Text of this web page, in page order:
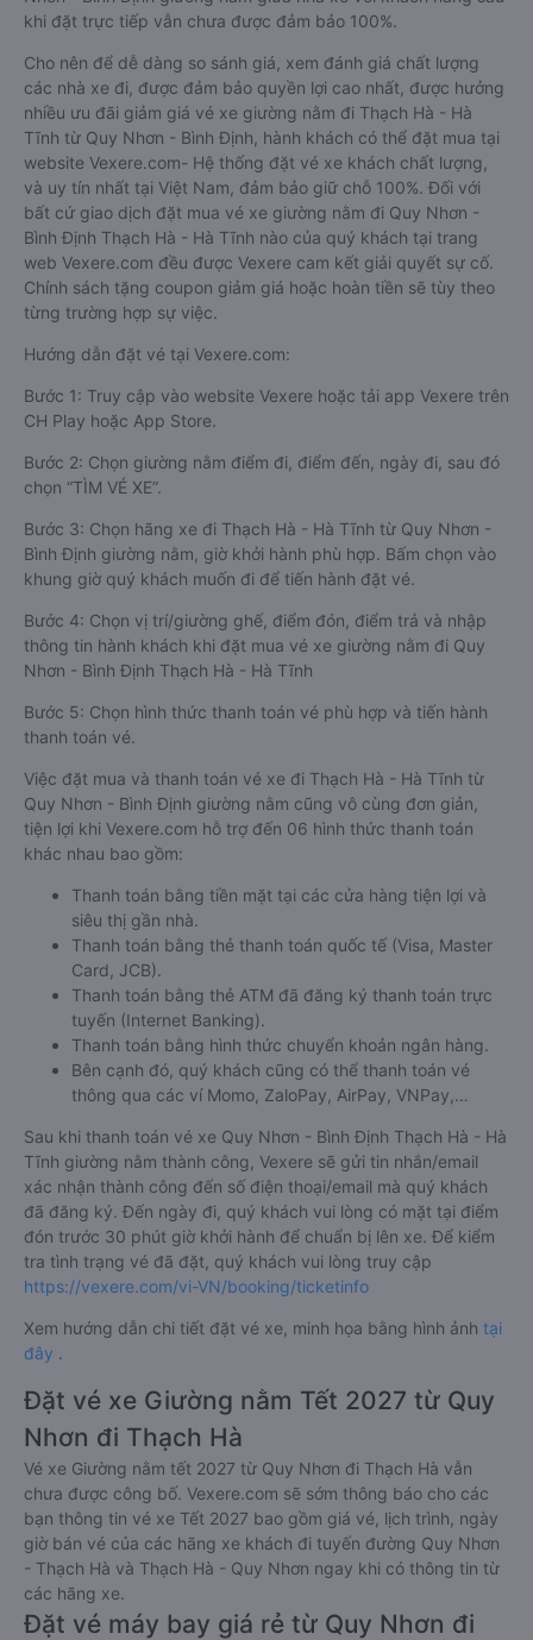
khi đặt trực tiếp vẫn chưa được đảm bảo 100%.
Cho nên để dễ dàng so sánh giá, xem đánh giá chất lượng
các nhà xe đi, được đảm bảo quyền lợi cao nhất, được hưởng
nhiều ưu đãi giảm giá vé xe giường nằm đi Thạch Hà - Hà
Tĩnh từ Quy Nhơn - Bình Định, hành khách có thể đặt mua tại
website Vexere.com- Hệ thống đặt vé xe khách chất lượng,
và uy tín nhất tại Việt Nam, đảm bảo giữ chỗ 100%. Đối với
bất cứ giao dịch đặt mua vé xe giường nằm đi Quy Nhơn -
Bình Định Thạch Hà - Hà Tĩnh nào của quý khách tại trang
web Vexere.com đều được Vexere cam kết giải quyết sự cố.
Chính sách tặng coupon giảm giá hoặc hoàn tiền sẽ tùy theo
từng trường hợp sự việc.
Hướng dẫn đặt vé tại Vexere.com:
Bước 1: Truy cập vào website Vexere hoặc tải app Vexere trên
CH Play hoặc App Store.
Bước 2: Chọn giường nằm điểm đi, điểm đến, ngày đi, sau đó
chọn “TÌM VÉ XE”.
Bước 3: Chọn hãng xe đi Thạch Hà - Hà Tĩnh từ Quy Nhơn -
Bình Định giường nằm, giờ khởi hành phù hợp. Bấm chọn vào
khung giờ quý khách muốn đi để tiến hành đặt vé.
Bước 4: Chọn vị trí/giường ghế, điểm đón, điểm trả và nhập
thông tin hành khách khi đặt mua vé xe giường nằm đi Quy
Nhơn - Bình Định Thạch Hà - Hà Tĩnh
Bước 5: Chọn hình thức thanh toán vé phù hợp và tiến hành
thanh toán vé.
Việc đặt mua và thanh toán vé xe đi Thạch Hà - Hà Tĩnh từ
Quy Nhơn - Bình Định giường nằm cũng vô cùng đơn giản,
tiện lợi khi Vexere.com hỗ trợ đến 06 hình thức thanh toán
khác nhau bao gồm:
Thanh toán bằng tiền mặt tại các cửa hàng tiện lợi và
siêu thị gần nhà.
Thanh toán bằng thẻ thanh toán quốc tế (Visa, Master
Card, JCB).
Thanh toán bằng thẻ ATM đã đăng ký thanh toán trực
tuyến (Internet Banking).
Thanh toán bằng hình thức chuyển khoản ngân hàng.
Bên cạnh đó, quý khách cũng có thể thanh toán vé
thông qua các ví Momo, ZaloPay, AirPay, VNPay,…
Sau khi thanh toán vé xe Quy Nhơn - Bình Định Thạch Hà - Hà
Tĩnh giường nằm thành công, Vexere sẽ gửi tin nhắn/email
xác nhận thành công đến số điện thoại/email mà quý khách
đã đăng ký. Đến ngày đi, quý khách vui lòng có mặt tại điểm
đón trước 30 phút giờ khởi hành để chuẩn bị lên xe. Để kiểm
tra tình trạng vé đã đặt, quý khách vui lòng truy cập
https://vexere.com/vi-VN/booking/ticketinfo
Xem hướng dẫn chi tiết đặt vé xe, minh họa bằng hình ảnh tại
đây .
Đặt vé xe Giường nằm Tết 2027 từ Quy
Nhơn đi Thạch Hà
Vé xe Giường nằm tết 2027 từ Quy Nhơn đi Thạch Hà vẫn
chưa được công bố. Vexere.com sẽ sớm thông báo cho các
bạn thông tin vé xe Tết 2027 bao gồm giá vé, lịch trình, ngày
giờ bán vé của các hãng xe khách đi tuyến đường Quy Nhơn
- Thạch Hà và Thạch Hà - Quy Nhơn ngay khi có thông tin từ
các hãng xe.
Đặt vé máy bay giá rẻ từ Quy Nhơn đi